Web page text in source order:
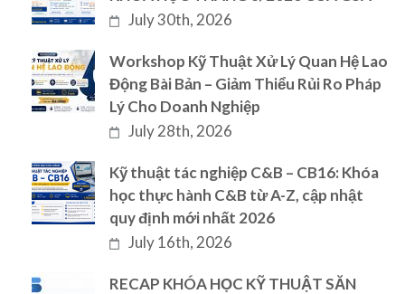
July 30th, 2026
Workshop Kỹ Thuật Xử Lý Quan Hệ Lao
Động Bài Bản – Giảm Thiểu Rủi Ro Pháp
Lý Cho Doanh Nghiệp
July 28th, 2026
Kỹ thuật tác nghiệp C&B – CB16: Khóa
học thực hành C&B từ A-Z, cập nhật
quy định mới nhất 2026
July 16th, 2026
RECAP KHÓA HỌC KỸ THUẬT SĂN